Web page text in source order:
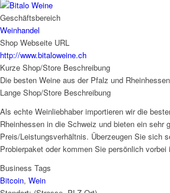
Geschäftsbereich
Weinhandel
Shop Webseite URL
http://www.bitaloweine.ch
Kurze Shop/Store Beschreibung
Die besten Weine aus der Pfalz und
Lange Shop/Store Beschreibung
Als echte Weinliebhaber importieren wir die
Rheinhessen in die Schweiz und bieten ein sehr
Preis/Leistungsverhältnis. Überzeugen Sie sich
Probierpaket oder kommen Sie persönlich vorbei
Business Tags
Bitcoin, Wein